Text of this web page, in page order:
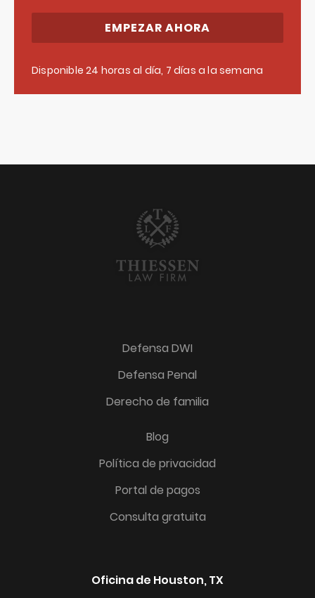
EMPEZAR AHORA
Disponible 24 horas al día, 7 días a la semana
Defensa DWI
Defensa Penal
Derecho de familia
Blog
Política de privacidad
Portal de pagos
Consulta gratuita
Oficina de Houston, TX